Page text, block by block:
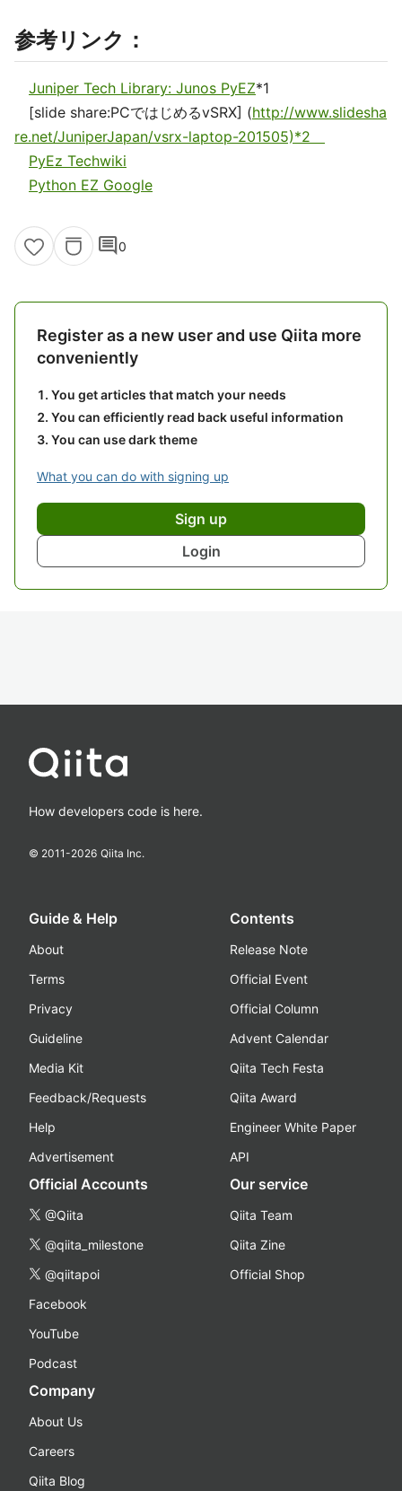
参考リンク：
Juniper Tech Library: Junos PyEZ*1
[slide share:PCではじめるvSRX] (http://www.slidesha
re.net/JuniperJapan/vsrx-laptop-201505)*2
PyEz Techwiki
Python EZ Google
comment0
Register as a new user and use Qiita more
conveniently
You get articles that match your needs
You can efficiently read back useful information
You can use dark theme
What you can do with signing up
Sign up
Login
How developers code is here.
© 2011-2026 Qiita Inc.
Guide & Help
About
Terms
Privacy
Guideline
Media Kit
Feedback/Requests
Help
Advertisement
Contents
Release Note
Official Event
Official Column
Advent Calendar
Qiita Tech Festa
Qiita Award
Engineer White Paper
API
Official Accounts
@Qiita
@qiita_milestone
@qiitapoi
Facebook
YouTube
Podcast
Our service
Qiita Team
Qiita Zine
Official Shop
Company
About Us
Careers
Qiita Blog